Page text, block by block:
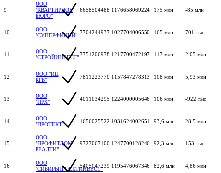
9
ООО
"КВАРТИРНОЕ
БЮРО"
6658504488 1176658069224 175 млн -85 млн
10
ООО
"СУПЕРФИЦИЙ" 7704244937 1027704006550 165 млн 701 тыс
11
ООО
"СТРОЙИНВЕСТ"7751206978 1217700472197 117 млн 2,05 млн
12
ООО "ИЦ
КГБ"
7811223770 1157847278313 108 млн 5,93 млн
13
ООО
"ПРХ"
4011034295 1224000005646 106 млн -922 тыс
14
ООО
"ПРОТЕКТ"
1656025522 1031624002651 93,6 млн 28,5 млн
15
ООО
"ПРОФИТДОМ
РЕАЛТИ"
9727067100 1247700128246 92,3 млн 153 тыс
16
ООО
"СИБИРЬПРОЕКТИНВЕСТ"
5405047239 1195476067346 82,6 млн 4,86 млн